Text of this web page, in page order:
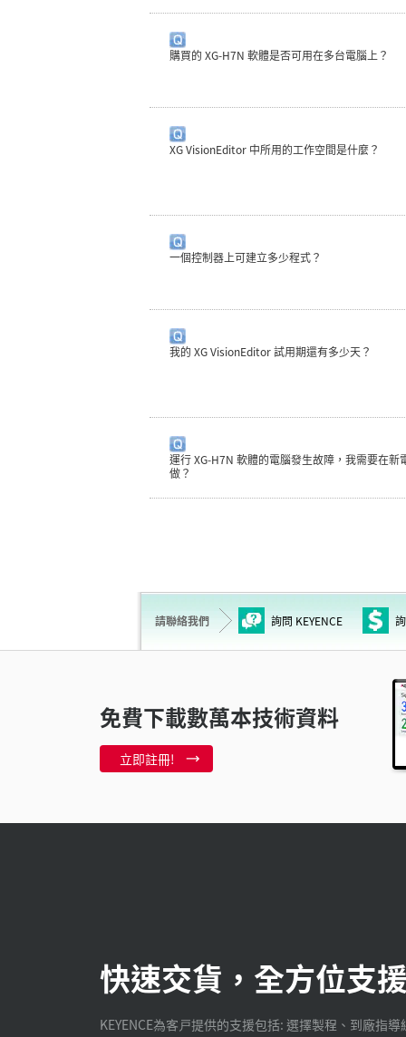
購買的 XG-H7N 軟體是否可用在多台電腦上？
XG VisionEditor 中所用的工作空間是什麼？
一個控制器上可建立多少程式？
我的 XG VisionEditor 試用期還有多少天？
運行 XG-H7N 軟體的電腦發生故障，我需要在
做？
請聯絡我們 詢問 KEYENCE
免費下載數萬本技術資料
立即註冊!
快速交貨，全方位支
KEYENCE為客戸提供的支援包括: 選擇製程、到廠指導